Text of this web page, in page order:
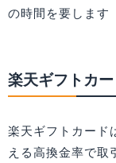
の時間を要します
楽天ギフトカ
楽天ギフトカード
える高換金率で取